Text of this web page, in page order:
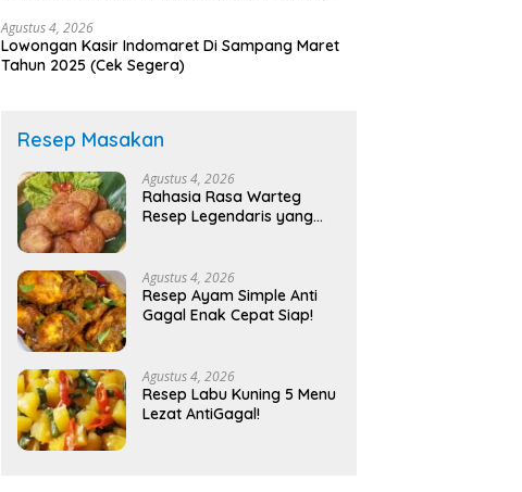
Agustus 4, 2026
Lowongan Kasir Indomaret Di Sampang Maret
Tahun 2025 (Cek Segera)
Resep Masakan
Agustus 4, 2026
Rahasia Rasa Warteg
Resep Legendaris yang
Agustus 4, 2026
Resep Ayam Simple Anti
Gagal Enak Cepat Siap!
Agustus 4, 2026
Resep Labu Kuning 5 Menu
Lezat AntiGagal!